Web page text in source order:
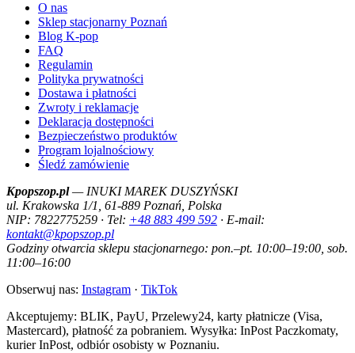
O nas
Sklep stacjonarny Poznań
Blog K-pop
FAQ
Regulamin
Polityka prywatności
Dostawa i płatności
Zwroty i reklamacje
Deklaracja dostępności
Bezpieczeństwo produktów
Program lojalnościowy
Śledź zamówienie
Kpopszop.pl— INUKI MAREK DUSZYŃSKI
ul. Krakowska 1/1, 61-889 Poznań, Polska
NIP: 7822775259 · Tel: +48 883 499 592 · E-mail:
kontakt@kpopszop.pl
Godziny otwarcia sklepu stacjonarnego: pon.–pt. 10:00–19:00, sob.
11:00–16:00
Obserwuj nas: Instagram · TikTok
Akceptujemy: BLIK, PayU, Przelewy24, karty płatnicze (Visa,
Mastercard), płatność za pobraniem. Wysyłka: InPost Paczkomaty,
kurier InPost, odbiór osobisty w Poznaniu.